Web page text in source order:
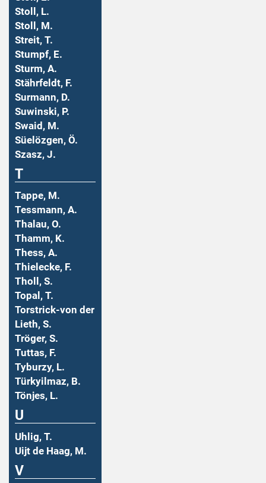
Stoll, L.
Stoll, M.
Streit, T.
Stumpf, E.
Sturm, A.
Stährfeldt, F.
Surmann, D.
Suwinski, P.
Swaid, M.
Süelözgen, Ö.
Szasz, J.
T
Tappe, M.
Tessmann, A.
Thalau, O.
Thamm, K.
Thess, A.
Thielecke, F.
Tholl, S.
Topal, T.
Torstrick-von der
Lieth, S.
Tröger, S.
Tuttas, F.
Tyburzy, L.
Türkyilmaz, B.
Tönjes, L.
U
Uhlig, T.
Uijt de Haag, M.
V